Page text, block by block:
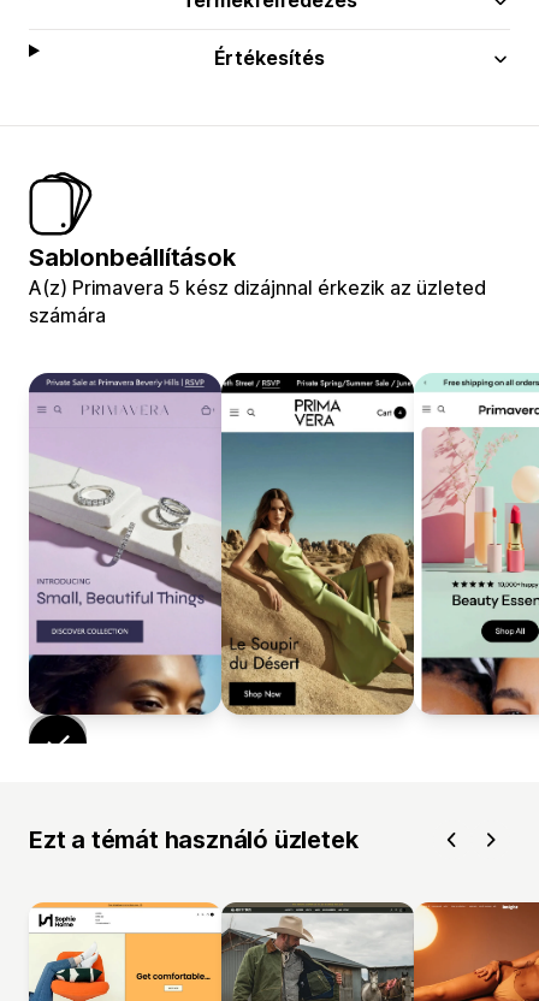
Értékesítés
Sablonbeállítások
A(z) Primavera 5 kész dizájnnal érkezik az üzleted
számára
Ezt a témát használó üzletek